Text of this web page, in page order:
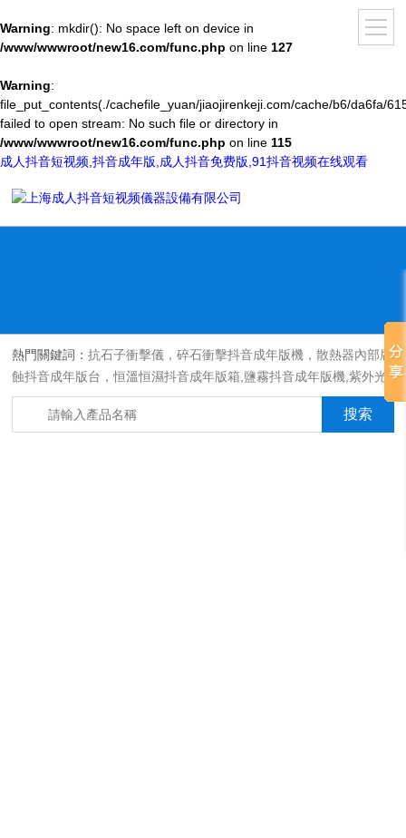
Warning: mkdir(): No space left on device in
/www/wwwroot/new16.com/func.php on line 127
Warning:
file_put_contents(./cachefile_yuan/jiaojirenkeji.com/cache/b6/da6fa/
failed to open stream: No such file or directory in
/www/wwwroot/new16.com/func.php on line 115
成人抖音短视频,抖音成年版,成人抖音免费版,91抖音视频在线观看
熱門關鍵詞：抗石子衝擊儀，碎石衝擊抖音成年版機，散熱器內部腐
蝕抖音成年版台，恒溫恒濕抖音成年版箱,鹽霧抖音成年版機,紫外光
耐氣候老化抖音成年版箱,氙燈老化抖音成年版箱，沙塵抖音成年版
箱，淋雨抖音成年版箱，汽車內飾材料燃燒抖音成年版機